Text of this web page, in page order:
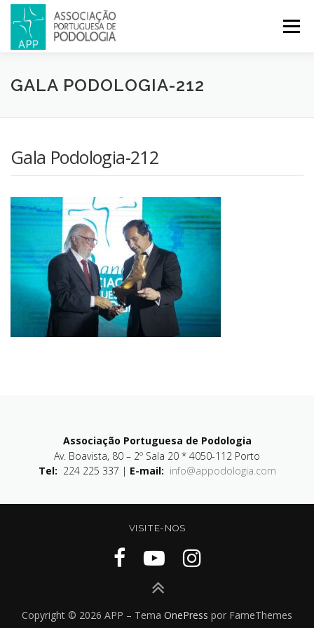
Menu
APP PODOLOGIA LICENCIATURA EM PODOLOGIA
GALA PODOLOGIA-212
Gala Podologia-212
Associação Portuguesa de Podologia
Av. Boavista, 80 – 2º Sala 20 * 4050-112 Porto
Tel: 224 225 337 | E-mail: info@appodologia.com
VISITE-NOS
Copyright © 2026 APP – Tema OnePress por FameThemes